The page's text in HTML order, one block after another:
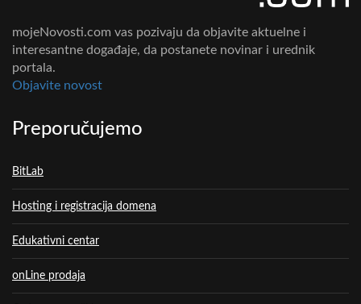
mojeNovosti.com vas pozivaju da objavite aktuelne i
interesantne događaje, da postanete novinar i urednik
portala.
Objavite novost
Preporučujemo
BitLab
Hosting i registracija domena
Edukativni centar
onLine prodaja